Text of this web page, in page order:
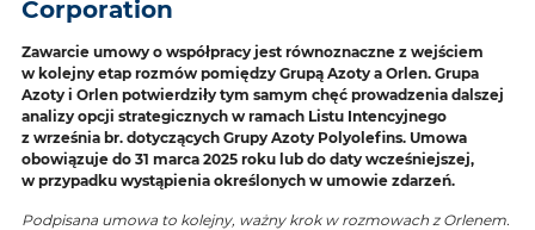
Corporation
Zawarcie umowy o współpracy jest równoznaczne z wejściem
w kolejny etap rozmów pomiędzy Grupą Azoty a Orlen. Grupa
Azoty i Orlen potwierdziły tym samym chęć prowadzenia dalszej
analizy opcji strategicznych w ramach Listu Intencyjnego
z września br. dotyczących Grupy Azoty Polyolefins. Umowa
obowiązuje do 31 marca 2025 roku lub do daty wcześniejszej,
w przypadku wystąpienia określonych w umowie zdarzeń.
Podpisana umowa to kolejny, ważny krok w rozmowach z Orlenem.